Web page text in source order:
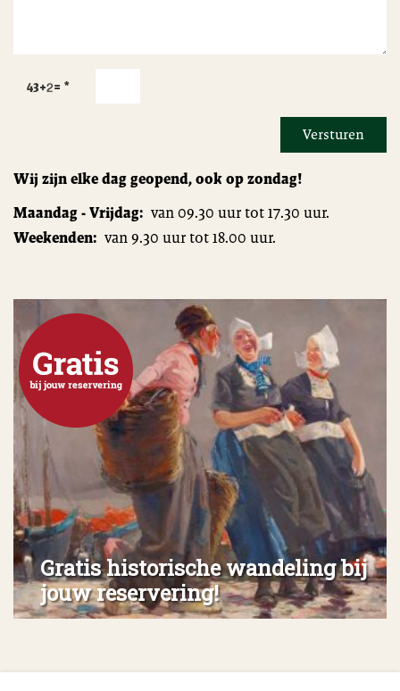
43+ = *
Versturen
Wij zijn elke dag geopend, ook op zondag!
Maandag - Vrijdag: van 09.30 uur tot 17.30 uur.
Weekenden: van 9.30 uur tot 18.00 uur.
Gratis historische wandeling bij
jouw reservering!